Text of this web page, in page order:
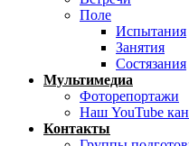
Поле
Испытания
Занятия
Состязания
Мультимедиа
Фоторепортажи
Наш YouTube
Контакты